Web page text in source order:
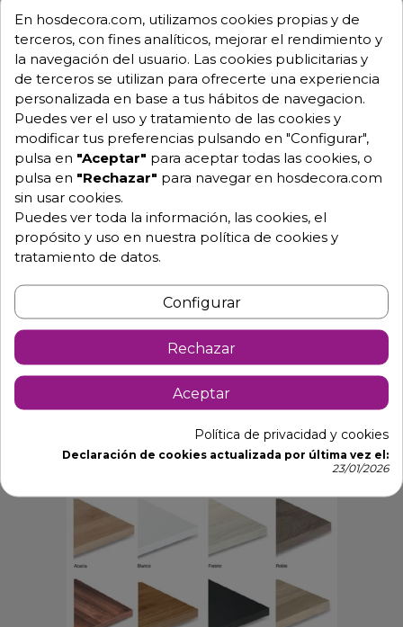
Mesa para bares o cafeterías, con tablero rectangular
y pies de aluminio fundido plastificado en blanco o
negro. Mod.01-OLIETE
Con patas regulables
- Tablero de melamina de 110x70 ó 120x80 cm
- Esta mesa También se puede servir con los pies de
otros colores o con diferentes tableros como
madera, melaminas, werzalit o compactos
- Para mas información no dude en ponerse en
contacto con nosotros y le resolveremos todas las
dudas.
M364
Sillas de Forja
Taburetes de
forja
En hosdecora.com, utilizamos cookies propias y de
terceros, con fines analíticos, mejorar el rendimiento y
la navegación del usuario. Las cookies publicitarias y
de terceros se utilizan para ofrecerte una experiencia
personalizada en base a tus hábitos de navegacion.
Puedes ver el uso y tratamiento de las cookies y
modificar tus preferencias pulsando en "Configurar",
pulsa en "Aceptar" para aceptar todas las cookies, o
pulsa en "Rechazar" para navegar en hosdecora.com
sin usar cookies.
Puedes ver toda la información, las cookies, el
propósito y uso en nuestra política de cookies y
tratamiento de datos.
Configurar
Rechazar
Aceptar
Política de privacidad y cookies
Declaración de cookies actualizada por última vez el:
23/01/2026